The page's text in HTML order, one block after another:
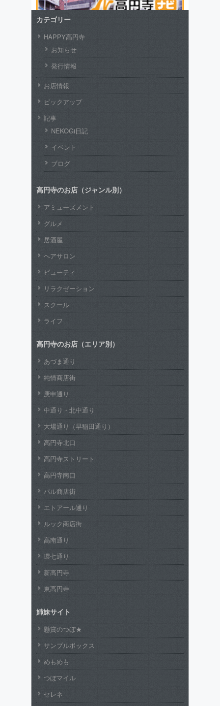
カテゴリー
HAPPY高円寺
お知らせ
発行情報
お店情報
ピックアップ
記事
NEKOGi日記
イベント
ブログ
高円寺のお店（ジャンル別）
アミューズメント
グルメ
居酒屋
ヘアサロン
ビューティ
リラクゼーション
スクール
ライフ
高円寺のお店（エリア別）
あづま通り
純情商店街
庚申通り
中通り・北中通り
大場通り（早稲田通り）
高円寺北口
高円寺ストリート
高円寺南口
パル商店街
エトアール通り
ルック商店街
高南通り
環七通り
新高円寺
東高円寺
姉妹サイト
懸賞のつぼ★
サンプルボックス
めもめも
つぼマイル
セレネ